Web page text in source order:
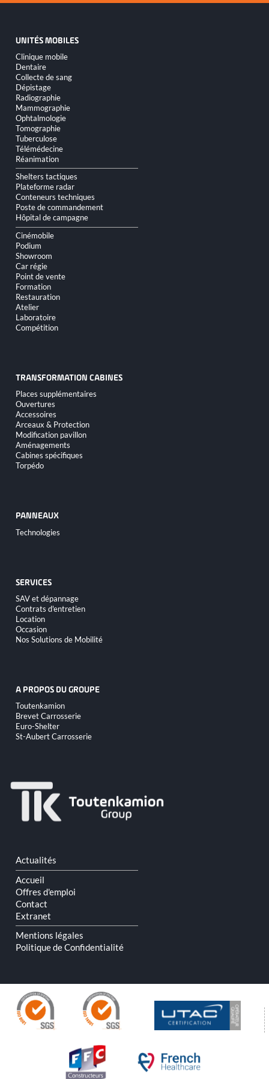
UNITÉS MOBILES
Aller
au
contenu
Clinique mobile
Dentaire
Collecte de sang
Dépistage
Radiographie
Mammographie
Ophtalmologie
Tomographie
Tuberculose
Télémédecine
Réanimation
Shelters tactiques
Plateforme radar
Conteneurs techniques
Poste de commandement
Hôpital de campagne
Cinémobile
Podium
Showroom
Car régie
Point de vente
Formation
Restauration
Atelier
Laboratoire
Compétition
TRANSFORMATION CABINES
Aller
au
contenu
Places supplémentaires
Ouvertures
Accessoires
Arceaux & Protection
Modification pavillon
Aménagements
Cabines spécifiques
Torpédo
PANNEAUX
Aller
au
Technologies
SERVICES
Aller
au
contenu
SAV et dépannage
Contrats d'entretien
Location
Occasion
Nos Solutions de Mobilité
A PROPOS DU GROUPE
Aller
au
contenu
Toutenkamion
Brevet Carrosserie
Euro-Shelter
St-Aubert Carrosserie
Aller
au
contenu
Actualités
Accueil
Offres d'emploi
Contact
Extranet
Mentions légales
Politique de Confidentialité